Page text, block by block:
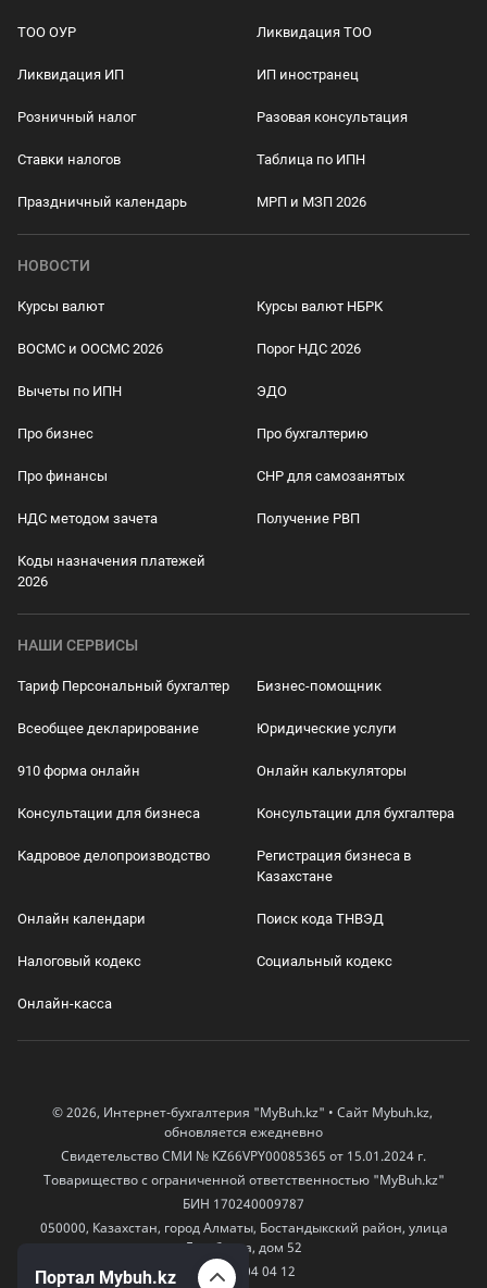
ТОО ОУР Ликвидация ТОО
Ликвидация ИП ИП иностранец
Розничный налог Разовая консультация
Ставки налогов Таблица по ИПН
Праздничный календарь МРП и МЗП 2026
НОВОСТИ
Курсы валют Курсы валют НБРК
ВОСМС и ООСМС 2026 Порог НДС 2026
Вычеты по ИПН ЭДО
Про бизнес Про бухгалтерию
Про финансы СНР для самозанятых
НДС методом зачета Получение РВП
Коды назначения платежей
2026
НАШИ СЕРВИСЫ
Тариф Персональный бухгалтер Бизнес-помощник
Всеобщее декларирование Юридические услуги
910 форма онлайн Онлайн калькуляторы
Консультации для бизнеса Консультации для бухгалтера
Кадровое делопроизводство
Регистрация бизнеса в
Казахстане
Онлайн календари Поиск кода ТНВЭД
Налоговый кодекс Социальный кодекс
Онлайн-касса
© 2026, Интернет-бухгалтерия "MyBuh.kz" • Сайт Mybuh.kz,
обновляется ежедневно
Свидетельство СМИ № KZ66VPY00085365 от 15.01.2024 г.
Товарищество с ограниченной ответственностью "MyBuh.kz"
БИН 170240009787
050000, Казахстан, город Алматы, Бостандыкский район, улица
Егизбаева, дом 52
+7 777 504 04 12
Портал Mybuh.kz